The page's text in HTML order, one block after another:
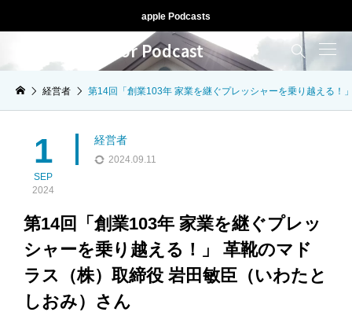
apple Podcasts
人生ドライブ for Podcast 
経営者 第14回「創業103年 家業を継ぐプレッシャーを乗り越える！
1
SEP
2024
経営者
2024.09.11
第14回「創業103年 家業を継ぐプレッ
シャーを乗り越える！」 革靴のマド
ラス（株）取締役 岩田敏臣（いわたと
しおみ）さん